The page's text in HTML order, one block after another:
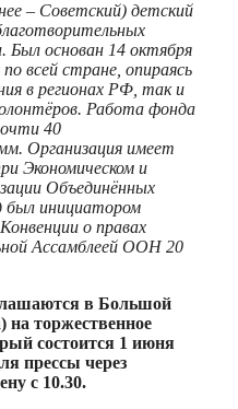
– Советский) детский
Был основан 14 октября
всей стране, опираясь
в регионах РФ, так и
Работа фонда
40
Организация имеет
Экономическом и
Объединённых
был инициатором
о правах
Ассамблеей ООН 20
в Большой
на торжественное
состоится 1 июня
прессы через
с 10.30.